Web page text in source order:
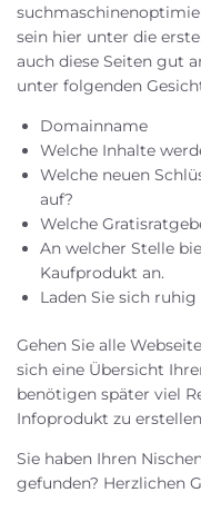
sein hier unter die
auch diese Seiten gut
unter folgenden
Domainname
Welche Inhalte
Welche neuen
auf?
Welche
An welcher Stelle
Kaufprodukt an.
Laden Sie sich
Gehen Sie alle
sich eine Übersicht
benötigen später viel
Infoprodukt zu
Sie haben Ihren
gefunden? Herzlichen